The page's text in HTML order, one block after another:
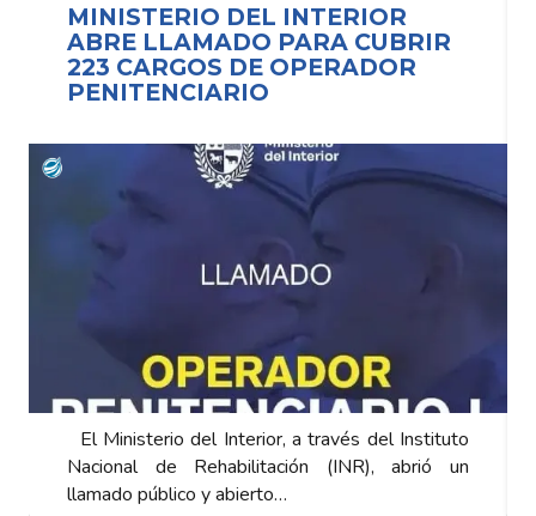
Instituto
abrió un
MINISTERIO DEL INTERIOR
ABRE LLAMADO PARA
223 CARGOS DE OPERADOR
PENITENCIARIO
El Ministerio del Interior, a través del
Nacional de Rehabilitación (INR),
llamado público y abierto…